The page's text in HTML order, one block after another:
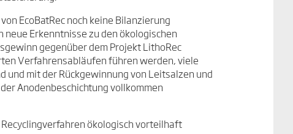
EcoBatRec noch keine Bilanzierung
neue Erkenntnisse zu den ökologischen
gegenüber dem Projekt LithoRec
Verfahrensabläufen führen werden, viele
und mit der Rückgewinnung von Leitsalzen und
Anodenbeschichtung vollkommen
ökologisch vorteilhaft